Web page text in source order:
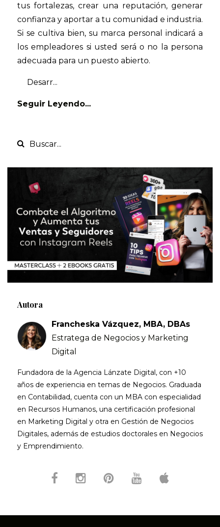
tus fortalezas, crear una reputación, generar
confianza y aportar a tu comunidad e industria.
Si se cultiva bien, su marca personal indicará a
los empleadores si usted será o no la persona
adecuada para un puesto abierto.
Desarr...
Seguir Leyendo...
Autora
Francheska Vázquez, MBA, DBAs
Estratega de Negocios y Marketing
Digital
Fundadora de la Agencia Lánzate Digital, con +10
años de experiencia en temas de Negocios. Graduada
en Contabilidad, cuenta con un MBA con especialidad
en Recursos Humanos, una certificación profesional
en Marketing Digital y otra en Gestión de Negocios
Digitales, además de estudios doctorales en Negocios
y Emprendimiento.